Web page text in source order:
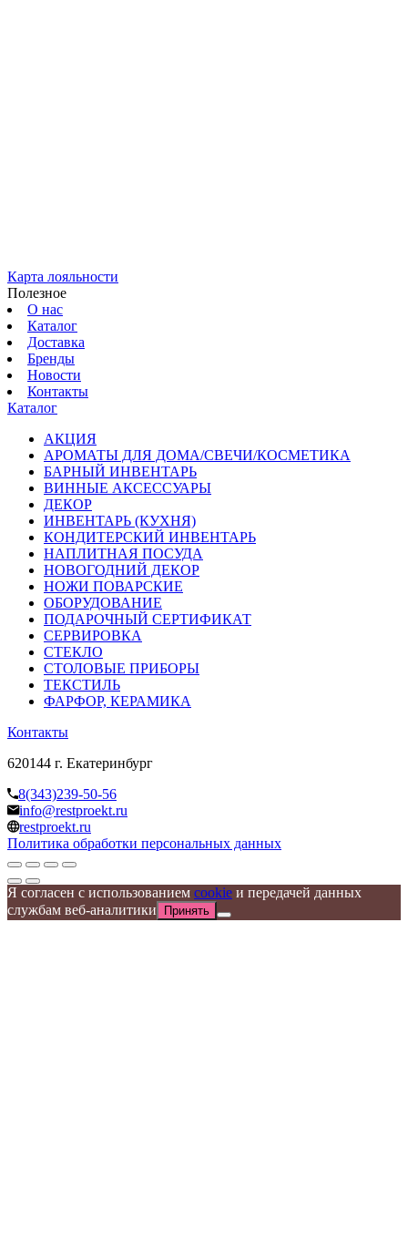
Карта лояльности
Полезное
О нас
Каталог
Доставка
Бренды
Новости
Контакты
Каталог
АКЦИЯ
АРОМАТЫ ДЛЯ ДОМА/СВЕЧИ/КОСМЕТИКА
БАРНЫЙ ИНВЕНТАРЬ
ВИННЫЕ АКСЕССУАРЫ
ДЕКОР
ИНВЕНТАРЬ (КУХНЯ)
КОНДИТЕРСКИЙ ИНВЕНТАРЬ
НАПЛИТНАЯ ПОСУДА
НОВОГОДНИЙ ДЕКОР
НОЖИ ПОВАРСКИЕ
ОБОРУДОВАНИЕ
ПОДАРОЧНЫЙ СЕРТИФИКАТ
СЕРВИРОВКА
СТЕКЛО
СТОЛОВЫЕ ПРИБОРЫ
ТЕКСТИЛЬ
ФАРФОР, КЕРАМИКА
Контакты
620144 г. Екатеринбург
8(343)239-50-56
info@restproekt.ru
restproekt.ru
Политика обработки персональных данных
Я согласен с использованием cookie и передачей данных
службам веб-аналитики
Принять